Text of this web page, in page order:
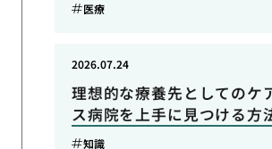
医療
理想的な療養先としてのケ
ス病院を上手に見つける方
2026.07.24
知識